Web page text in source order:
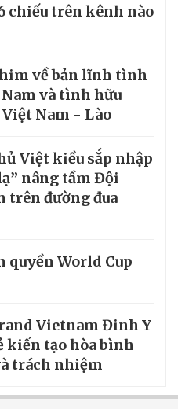
chiếu trên kênh nào
về bản lĩnh tình
Nam và tình hữu
Nam - Lào
Việt kiều sắp nhập
nâng tầm Đội
trên đường đua
quyền World Cup
Vietnam Đinh Y
kiến tạo hòa bình
trách nhiệm